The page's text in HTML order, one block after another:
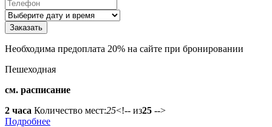
Необходима предоплата 20% на сайте при бронировании
Пешеходная
см. расписание
2 часа Количество мест:25<!-- из25 -->
Подробнее